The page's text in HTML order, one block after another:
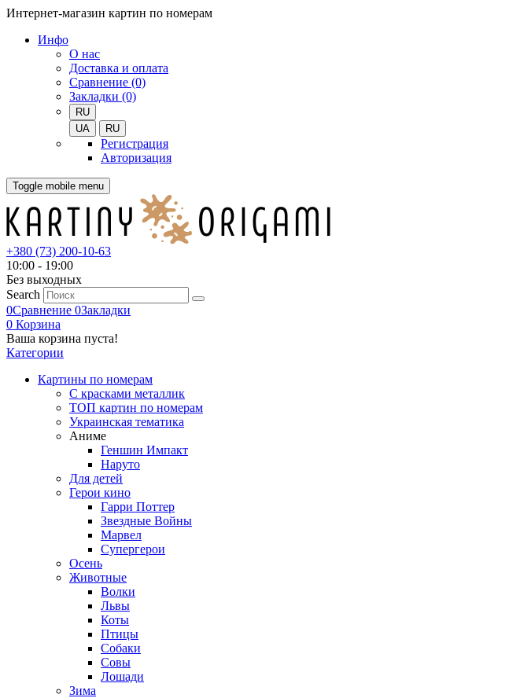
Интернет-магазин картин по номерам
Инфо
О нас
Доставка и оплата
Сравнение (0)
Закладки (0)
RU
UA
RU
Регистрация
Авторизация
Toggle mobile menu
+380 (73) 200-10-63
10:00 - 19:00
Без выходных
Search
0Сравнение 0Закладки
0 Корзина
Ваша корзина пуста!
Категории
Картины по номерам
С красками металлик
ТОП картин по номерам
Украинская тематика
Аниме
Геншин Импакт
Наруто
Для детей
Герои кино
Гарри Поттер
Звездные Войны
Марвел
Супергерои
Осень
Животные
Волки
Львы
Коты
Птицы
Собаки
Совы
Лошади
Зима